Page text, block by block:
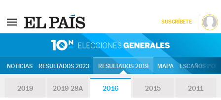
SUSCRÍBETE
NOTICIAS RESULTADOS 2023 RESULTADOS 2019 MAPA ESCAÑOS
2019 2019-28A 2016 2015 2011